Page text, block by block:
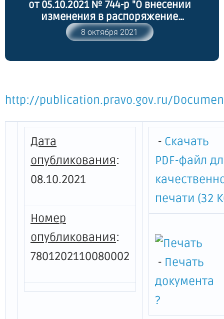
от 05.10.2021 № 744-р "О внесении
изменения в распоряжение
администрации от 29.12.2020 № 984-р"
8 октября 2021
http://publication.pravo.gov.ru/
Дата
опубликования:
08.10.2021
Номер
опубликования:
7801202110080002
- Скачать
PDF-файл
печати (32
- Печать
документа
?